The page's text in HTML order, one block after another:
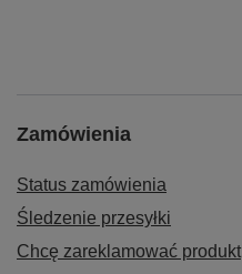
Zamówienia
Status zamówienia
Śledzenie przesyłki
Chcę zareklamować produkt